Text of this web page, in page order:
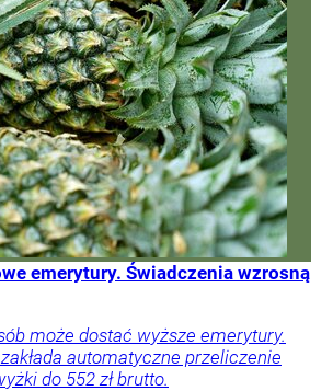
emerytury. Świadczenia wzrosną
może dostać wyższe emerytury.
automatyczne przeliczenie
do 552 zł brutto.